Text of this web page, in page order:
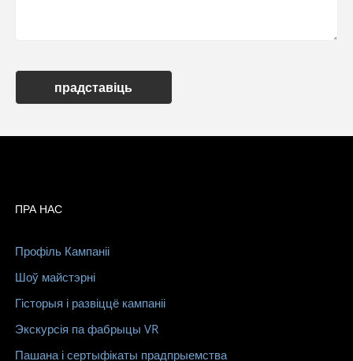
прадставіць
ПРА НАС
Профіль Кампаніі
Шоў майстэрні
Гісторыя і развіццё кампаніі
Экскурсія па фабрыцы VR
Пашана і сертыфікаты прадпрыемства